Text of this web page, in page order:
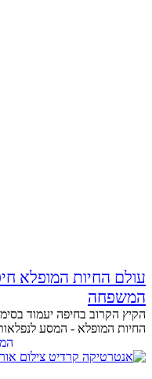
עולם החיות המופלא
המשפחה
הקיץ הקרוב בחיפה יעמוד
החיות המופלא - המסע